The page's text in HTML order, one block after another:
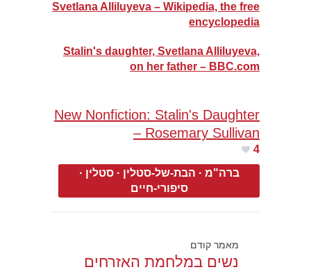
Svetlana Alliluyeva – Wikipedia, the free
encyclopedia
Stalin's daughter, Svetlana Alliluyeva,
on her father – BBC.com
New Nonfiction: Stalin's Daughter
– Rosemary Sullivan
4
ברה"מ · הבת-של-סטלין ·סטלין ·
סיפורי-חיים
מאמר קודם
נשים במלחמת האזרחים